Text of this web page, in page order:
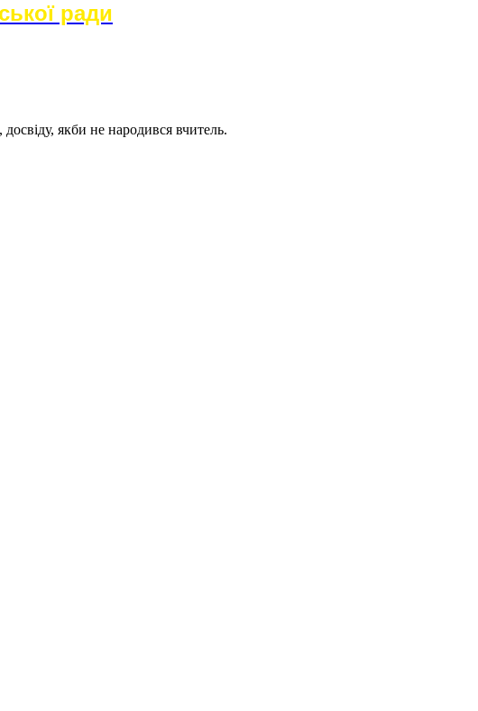
ради
якби не народився вчитель.